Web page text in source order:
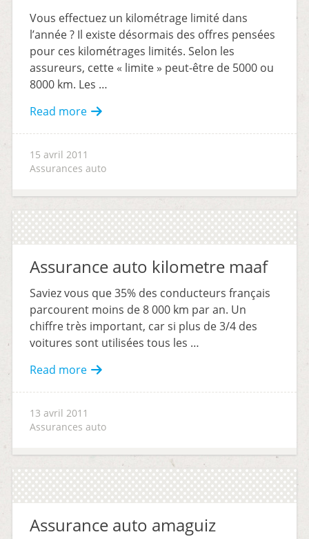
Vous effectuez un kilométrage limité dans
l’année ? Il existe désormais des offres pensées
pour ces kilométrages limités. Selon les
assureurs, cette « limite » peut-être de 5000 ou
8000 km. Les …
Read more
15 avril 2011
Assurances auto
Assurance auto kilometre maaf
Saviez vous que 35% des conducteurs français
parcourent moins de 8 000 km par an. Un
chiffre très important, car si plus de 3/4 des
voitures sont utilisées tous les …
Read more
13 avril 2011
Assurances auto
Assurance auto amaguiz